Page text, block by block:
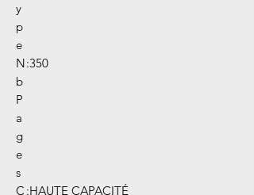
y
p
e
N
b
P
a
g
e
s
:350
C :HAUTE CAPACITÉ